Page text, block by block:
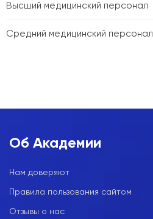
Высший медицинский персонал
Средний медицинский персонал
Об Академии
Нам доверяют
Правила пользования сайтом
Отзывы о нас